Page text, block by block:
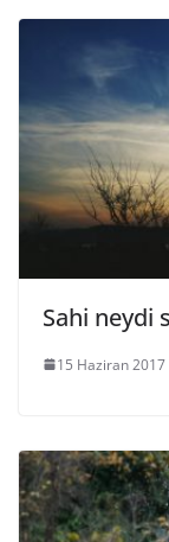
Sahi neydi
15 Haziran 2017